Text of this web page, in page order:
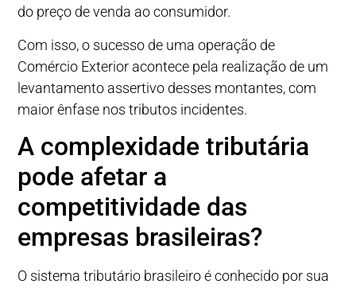
do preço de venda ao consumidor.
Com isso, o sucesso de uma operação de
Comércio Exterior acontece pela realização de um
levantamento assertivo desses montantes, com
maior ênfase nos tributos incidentes.
A complexidade tributária
pode afetar a
competitividade das
empresas brasileiras?
O sistema tributário brasileiro é conhecido por sua